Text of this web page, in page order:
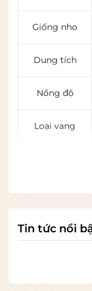
Giống nho
Dung tích
Nồng độ
Loại vang
Theo mô tả của
Bưởi 🍋
Tin tức nổi